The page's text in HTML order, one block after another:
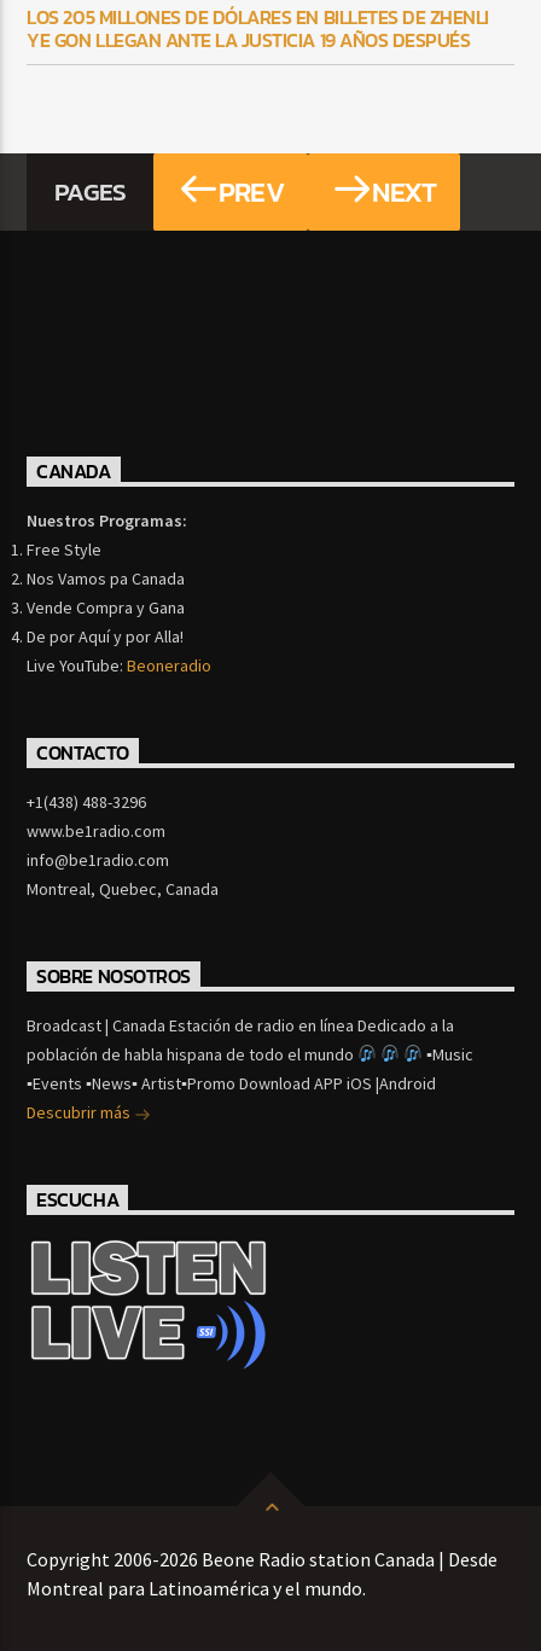
LOS 205 MILLONES DE DÓLARES EN BILLETES DE ZHENLI
YE GON LLEGAN ANTE LA JUSTICIA 19 AÑOS DESPUÉS
PAGES PREV NEXT
CANADA
Nuestros Programas:
Free Style
Nos Vamos pa Canada
Vende Compra y Gana
De por Aquí y por Alla!
Live YouTube:Beoneradio
CONTACTO
+1(438) 488-3296
www.be1radio.com
info@be1radio.com
Montreal, Quebec, Canada
SOBRE NOSOTROS
Broadcast | Canada Estación de radio en línea Dedicado a la
población de habla hispana de todo el mundo
▪Music
▪Events ▪News▪ Artist▪Promo Download APP iOS |Android
Descubrir más
ESCUCHA
Copyright 2006-2026 Beone Radio station Canada | Desde
Montreal para Latinoamérica y el mundo.